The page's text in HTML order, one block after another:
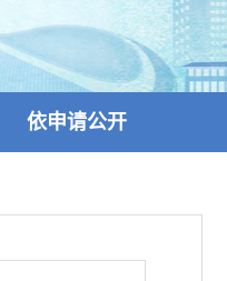
依申请公开